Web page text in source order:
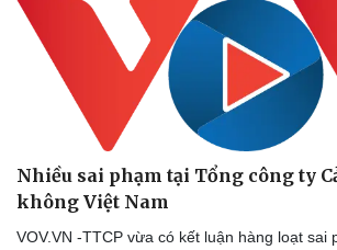
Nhiều sai phạm tại Tổng công ty
không Việt Nam
VOV.VN -TTCP vừa có kết luận hàng loạt sai